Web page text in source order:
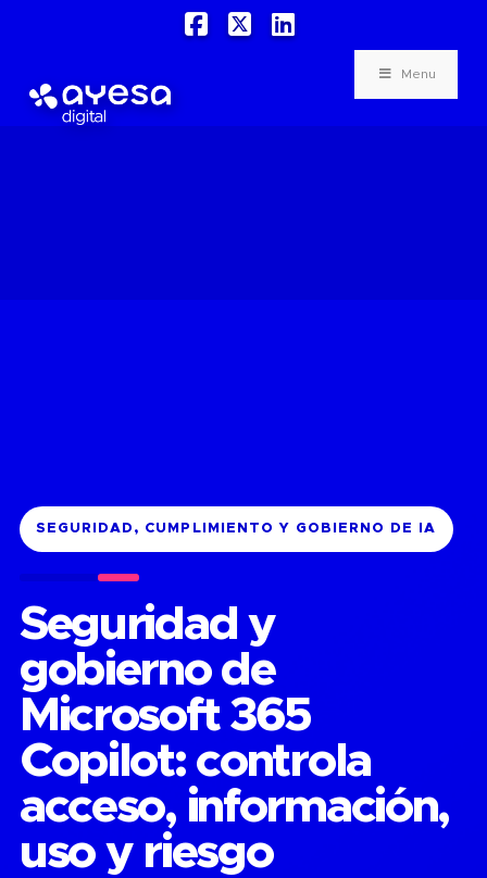
Facebook
X LinkedIn
Menu
SEGURIDAD, CUMPLIMIENTO Y GOBIERNO DE IA
Seguridad y
gobierno de
Microsoft 365
Copilot: controla
acceso, información,
uso y riesgo